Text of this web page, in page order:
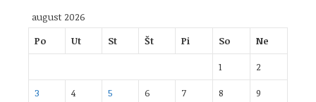
august 2026
Po
Ut St Št Pi So Ne
1
2
3
4 5 6 7 8
9